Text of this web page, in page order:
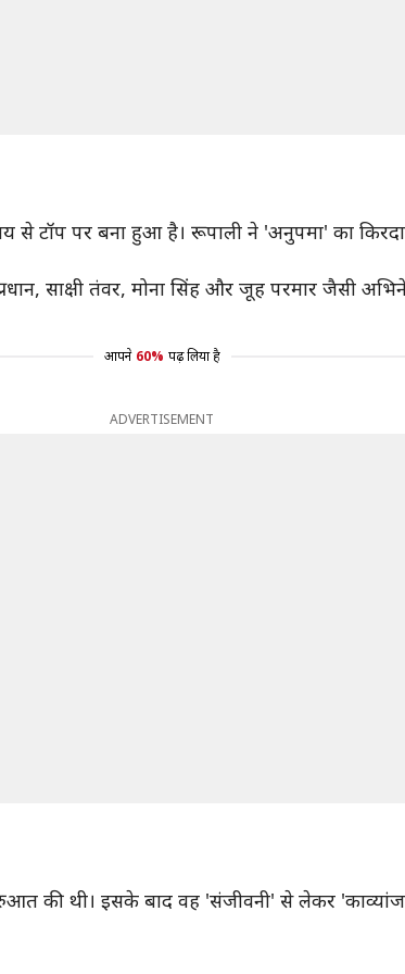
टॉप पर बना हुआ है। रूपाली ने 'अनुपमा' का
साक्षी तंवर, मोना सिंह और जूह परमार जैसी
आपने 60% पढ़ लिया है
ADVERTISEMENT
की थी। इसके बाद वह 'संजीवनी' से लेकर